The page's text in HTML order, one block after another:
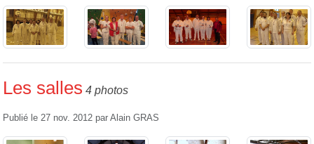
Les salles 4 photos
Publié le 27 nov. 2012 par Alain GRAS